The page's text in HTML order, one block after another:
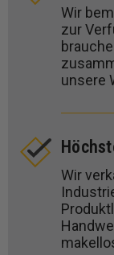
Wir
zur
unsere
Wir